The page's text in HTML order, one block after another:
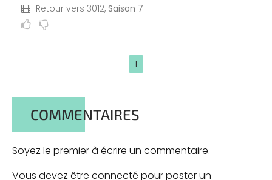
Retour vers 3012, Saison 7
1
COMMENTAIRES
Soyez le premier à écrire un commentaire.
Vous devez être connecté pour poster un